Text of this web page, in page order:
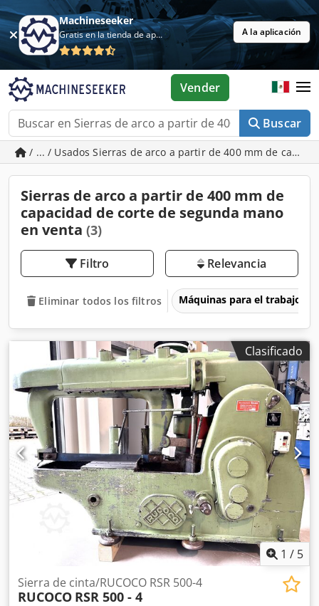
Machineseeker
Gratis en la tienda de aplicaciones A la aplicación
Buscar
Vender
/ ... / Usados Sierras de arco a partir de 400 mm de
Sierras de arco a partir de 400 mm de
capacidad de corte de segunda mano
en venta (3)
Filtro Relevancia
Eliminar todos los filtros Máquinas para el trabajo
Clasificado
1 / 5
Sierra de cinta/RUCOCO RSR 500-4
RUCOCO RSR 500 - 4